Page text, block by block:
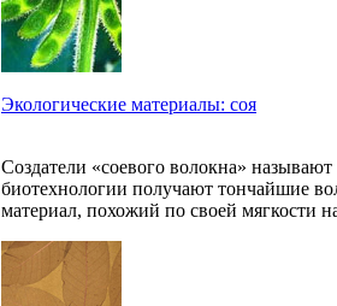
Экологические материалы: соя
Создатели «соевого волокна»
биотехнологии получают тончайшие
материал, похожий по своей мягкости